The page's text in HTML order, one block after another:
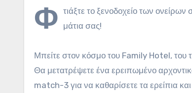
Φ τιάξτε το ξενοδοχείο των
μάτια σας!
Μπείτε στον κόσμο του Family Hotel, του
Θα μετατρέψετε ένα ερειπωμένο
match-3 για να καθαρίσετε τα ερείπια